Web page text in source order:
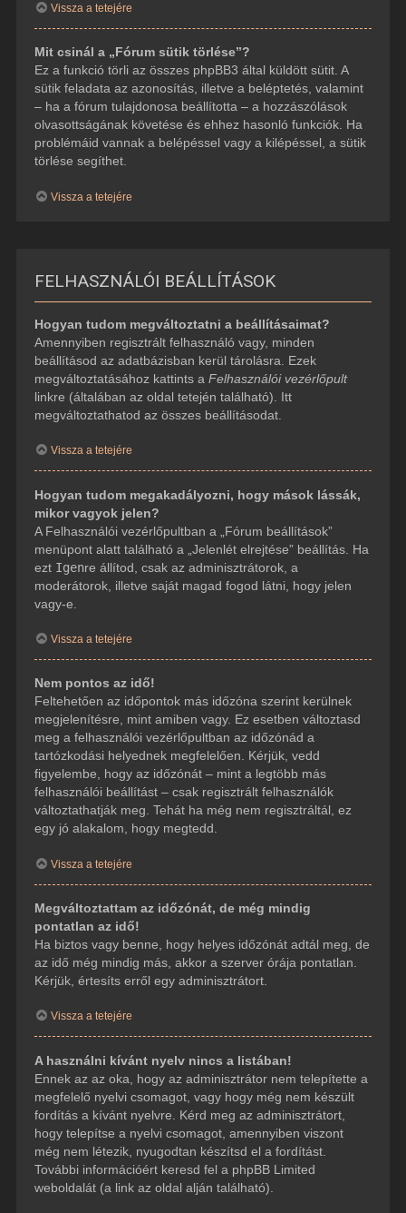
Vissza a tetejére
Mit csinál a „Fórum sütik törlése”?
Ez a funkció törli az összes phpBB3 által küldött sütit. A
sütik feladata az azonosítás, illetve a beléptetés, valamint
– ha a fórum tulajdonosa beállította – a hozzászólások
olvasottságának követése és ehhez hasonló funkciók. Ha
problémáid vannak a belépéssel vagy a kilépéssel, a sütik
törlése segíthet.
Vissza a tetejére
FELHASZNÁLÓI BEÁLLÍTÁSOK
Hogyan tudom megváltoztatni a beállításaimat?
Amennyiben regisztrált felhasználó vagy, minden
beállításod az adatbázisban kerül tárolásra. Ezek
megváltoztatásához kattints a Felhasználói vezérlőpult
linkre (általában az oldal tetején található). Itt
megváltoztathatod az összes beállításodat.
Vissza a tetejére
Hogyan tudom megakadályozni, hogy mások lássák,
mikor vagyok jelen?
A Felhasználói vezérlőpultban a „Fórum beállítások”
menüpont alatt található a „Jelenlét elrejtése” beállítás. Ha
ezt Igenre állítod, csak az adminisztrátorok, a
moderátorok, illetve saját magad fogod látni, hogy jelen
vagy-e.
Vissza a tetejére
Nem pontos az idő!
Feltehetően az időpontok más időzóna szerint kerülnek
megjelenítésre, mint amiben vagy. Ez esetben változtasd
meg a felhasználói vezérlőpultban az időzónád a
tartózkodási helyednek megfelelően. Kérjük, vedd
figyelembe, hogy az időzónát – mint a legtöbb más
felhasználói beállítást – csak regisztrált felhasználók
változtathatják meg. Tehát ha még nem regisztráltál, ez
egy jó alakalom, hogy megtedd.
Vissza a tetejére
Megváltoztattam az időzónát, de még mindig
pontatlan az idő!
Ha biztos vagy benne, hogy helyes időzónát adtál meg, de
az idő még mindig más, akkor a szerver órája pontatlan.
Kérjük, értesíts erről egy adminisztrátort.
Vissza a tetejére
A használni kívánt nyelv nincs a listában!
Ennek az az oka, hogy az adminisztrátor nem telepítette a
megfelelő nyelvi csomagot, vagy hogy még nem készült
fordítás a kívánt nyelvre. Kérd meg az adminisztrátort,
hogy telepítse a nyelvi csomagot, amennyiben viszont
még nem létezik, nyugodtan készítsd el a fordítást.
További információért keresd fel a phpBB Limited
weboldalát (a link az oldal alján található).